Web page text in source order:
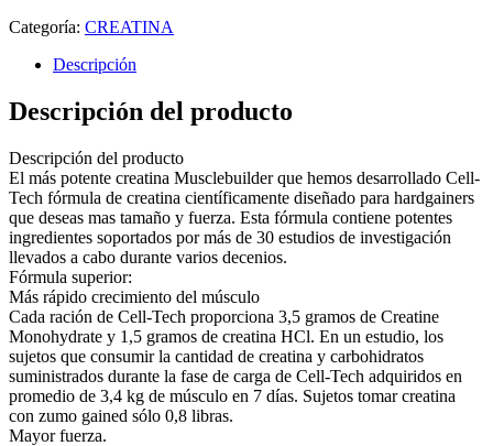
Categoría: CREATINA
Descripción
Descripción del producto
Descripción del producto
El más potente creatina Musclebuilder que hemos desarrollado Cell-
Tech fórmula de creatina científicamente diseñado para hardgainers
que deseas mas tamaño y fuerza. Esta fórmula contiene potentes
ingredientes soportados por más de 30 estudios de investigación
llevados a cabo durante varios decenios.
Fórmula superior:
Más rápido crecimiento del músculo
Cada ración de Cell-Tech proporciona 3,5 gramos de Creatine
Monohydrate y 1,5 gramos de creatina HCl. En un estudio, los
sujetos que consumir la cantidad de creatina y carbohidratos
suministrados durante la fase de carga de Cell-Tech adquiridos en
promedio de 3,4 kg de músculo en 7 días. Sujetos tomar creatina
con zumo gained sólo 0,8 libras.
Mayor fuerza.